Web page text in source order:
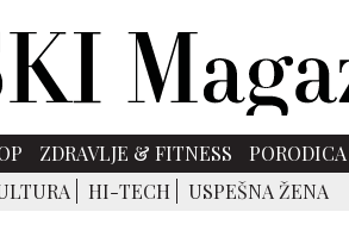
ZDRAVLJE & FITNESS PORODICA
HI-TECH USPEŠNA ŽENA